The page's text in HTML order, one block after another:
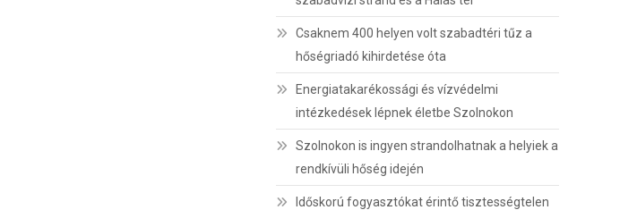
Csaknem 400 helyen volt szabadtéri tűz a
hőségriadó kihirdetése óta
Energiatakarékossági és vízvédelmi
intézkedések lépnek életbe Szolnokon
Szolnokon is ingyen strandolhatnak a helyiek a
rendkívüli hőség idején
Időskorú fogyasztókat érintő tisztességtelen